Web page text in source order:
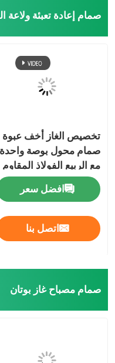
صمام إعادة تعبئة ولاعة
تخصيص الغاز أخف عبوة
صمام محول بوصة واحدة
مع الربيع الفولاذ المقاوم
للصدأ
افضل سعر
اتصل بنا
صمام مصباح غاز بوتان